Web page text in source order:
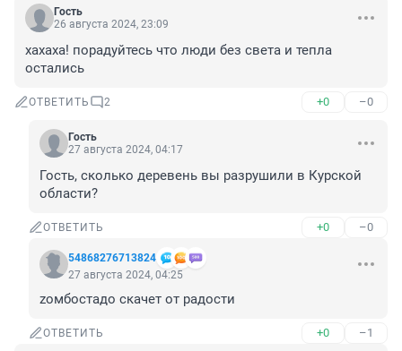
Гость
26 августа 2024, 23:09
хахаха! порадуйтесь что люди без света и тепла
остались
ОТВЕТИТЬ 2 +0 –0
Гость
27 августа 2024, 04:17
Гость, сколько деревень вы разрушили в Курской
области?
ОТВЕТИТЬ +0 –0
54868276713824
27 августа 2024, 04:25
zoмбостадо скачет от радости
ОТВЕТИТЬ +0 –1